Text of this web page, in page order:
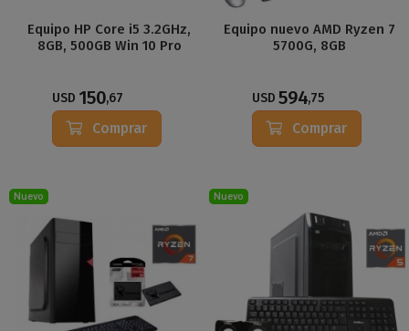
Equipo HP Core i5 3.2GHz,
8GB, 500GB Win 10 Pro
USD 150,67
Comprar
Equipo nuevo AMD Ryzen 7
5700G, 8GB
USD 594,75
Comprar
Nuevo Nuevo